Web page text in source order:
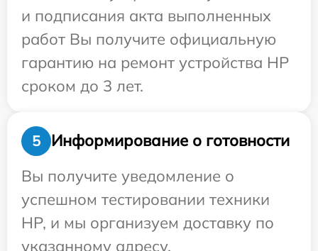
и подписания акта выполненных
работ Вы получите официальную
гарантию на ремонт устройства HP
сроком до 3 лет.
5
Информирование о готовности
Вы получите уведомление о
успешном тестировании техники
HP, и мы организуем доставку по
указанному адресу.